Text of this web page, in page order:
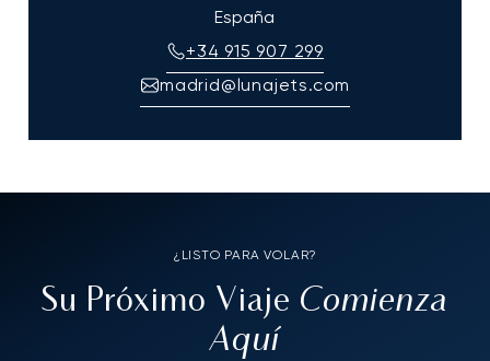
España
+34 915 907 299
madrid@lunajets.com
¿LISTO PARA VOLAR?
Su Próximo Viaje Comienza
Aquí